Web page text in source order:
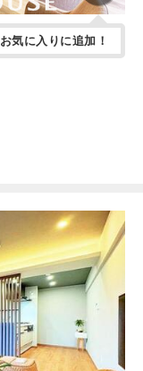
お気に入りに追加！